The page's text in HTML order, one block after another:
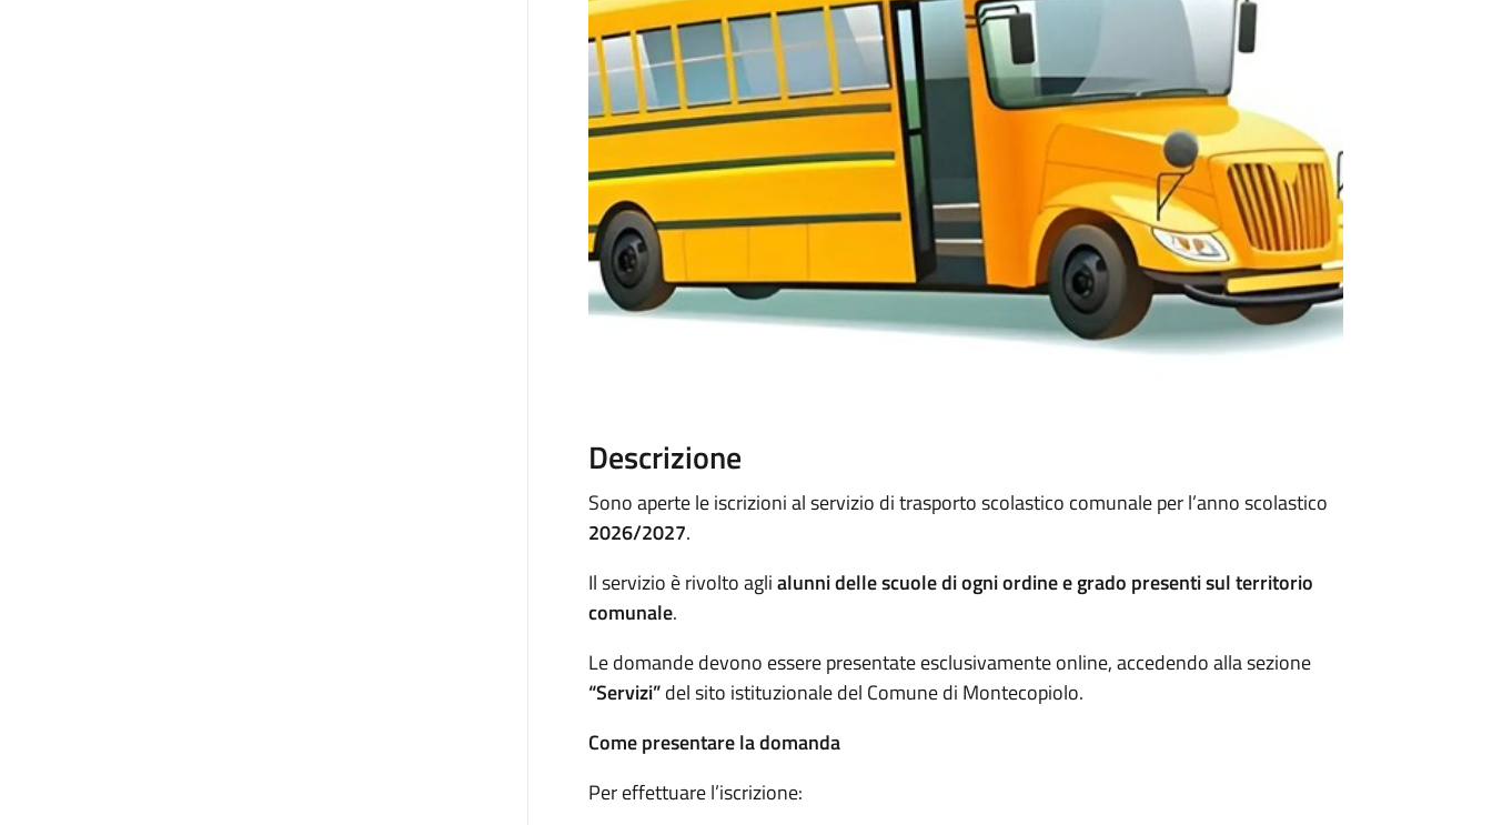
Descrizione
Sono aperte le iscrizioni al servizio di trasporto scolastico comunale per l’anno scolastico
2026/2027.
Il servizio è rivolto aglialunni delle scuole di ogni ordine e grado presenti sul territorio
comunale.
Le domande devono essere presentate esclusivamente online, accedendo alla sezione
“Servizi”del sito istituzionale del Comune di Montecopiolo.
Come presentare la domanda
Per effettuare l’iscrizione: